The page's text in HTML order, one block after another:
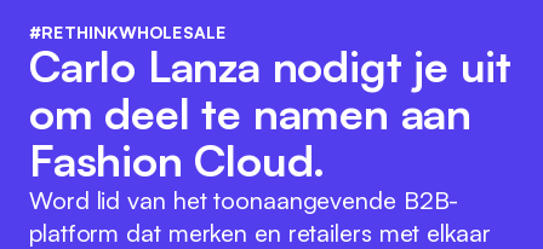
#RETHINKWHOLESALE
Carlo Lanza nodigt je uit
om deel te namen aan
Fashion Cloud.
Word lid van het toonaangevende B2B-
platform dat merken en retailers met elkaar